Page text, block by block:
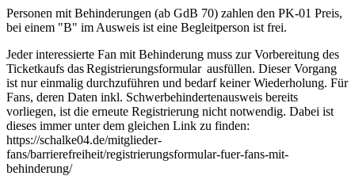
Personen mit Behinderungen (ab GdB 70) zahlen den PK-01 Preis,
bei einem "B" im Ausweis ist eine Begleitperson ist frei.
Jeder interessierte Fan mit Behinderung muss zur Vorbereitung des
Ticketkaufs das Registrierungsformular ausfüllen. Dieser Vorgang
ist nur einmalig durchzuführen und bedarf keiner Wiederholung. Für
Fans, deren Daten inkl. Schwerbehindertenausweis bereits
vorliegen, ist die erneute Registrierung nicht notwendig. Dabei ist
dieses immer unter dem gleichen Link zu finden:
https://schalke04.de/mitglieder-
fans/barrierefreiheit/registrierungsformular-fuer-fans-mit-
behinderung/